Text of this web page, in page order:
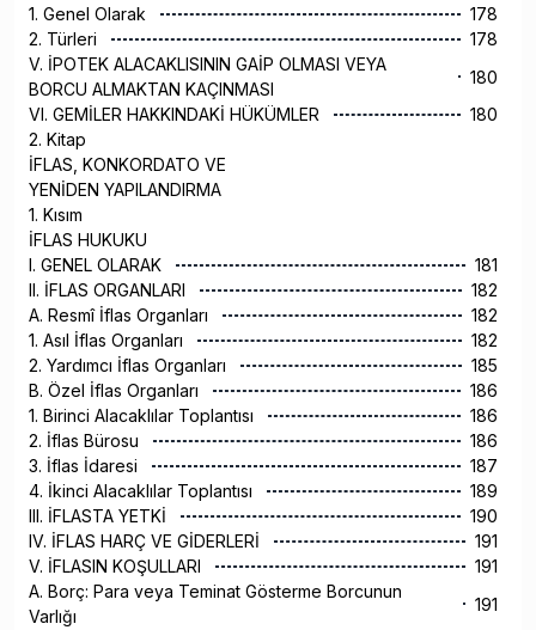
1. Genel Olarak
178
2. Türleri
178
V. İPOTEK ALACAKLISININ GAİP OLMASI VEYA
BORCU ALMAKTAN KAÇINMASI
180
VI. GEMİLER HAKKINDAKİ HÜKÜMLER
180
2. Kitap
İFLAS, KONKORDATO VE
YENİDEN YAPILANDIRMA
1. Kısım
İFLAS HUKUKU
I. GENEL OLARAK
181
II. İFLAS ORGANLARI
182
A. Resmî İflas Organları
182
1. Asıl İflas Organları
182
2. Yardımcı İflas Organları
185
B. Özel İflas Organları
186
1. Birinci Alacaklılar Toplantısı
186
2. İflas Bürosu
186
3. İflas İdaresi
187
4. İkinci Alacaklılar Toplantısı
189
III. İFLASTA YETKİ
190
IV. İFLAS HARÇ VE GİDERLERİ
191
V. İFLASIN KOŞULLARI
191
A. Borç: Para veya Teminat Gösterme Borcunun
Varlığı
191